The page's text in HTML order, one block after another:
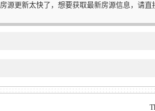
房源更新太快了，想要获取最新房源信息，请直